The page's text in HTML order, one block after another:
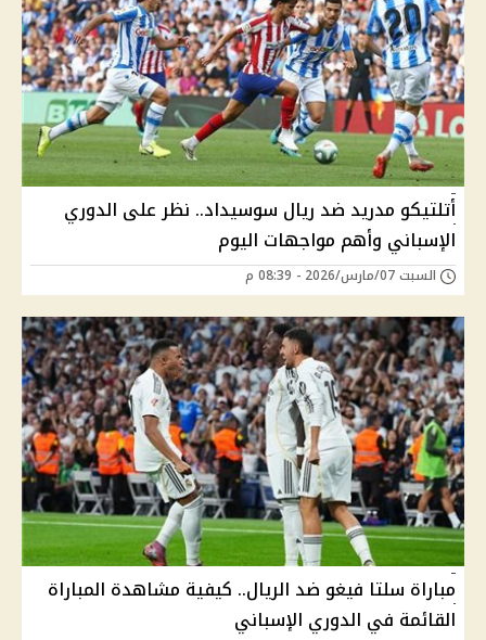
أتلتيكو مدريد ضد ريال سوسيداد.. نظر على الدوري
الإسباني وأهم مواجهات اليوم
السبت 07/مارس/2026 - 08:39 م
مباراة سلتا فيغو ضد الريال.. كيفية مشاهدة المباراة
القائمة في الدوري الإسباني